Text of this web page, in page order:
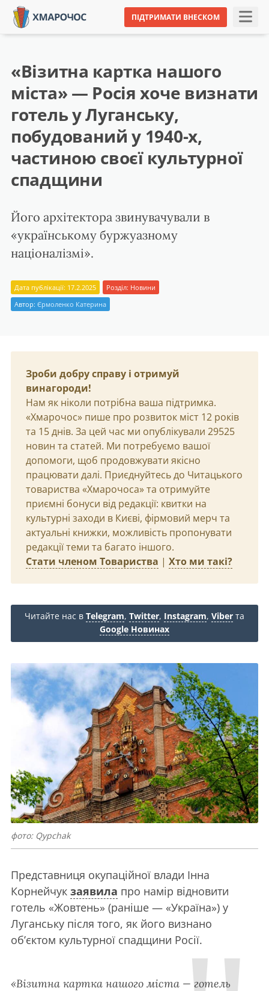
ПІДТРИМАТИ ВНЕСКОМ
«Візитна картка нашого
міста» — Росія хоче визнати
готель у Луганську,
побудований у 1940-х,
частиною своєї культурної
спадщини
Його архітектора звинувачували в
«українському буржуазному
націоналізмі».
Дата публікації: 17.2.2025 Розділ: Новини
Автор: Єрмоленко Катерина
Зроби добру справу і отримуй
винагороди!
Нам як ніколи потрібна ваша підтримка.
«Хмарочос» пише про розвиток міст 12 років
та 15 днів. За цей час ми опублікували 29525
новин та статей. Ми потребуємо вашої
допомоги, щоб продовжувати якісно
працювати далі. Приєднуйтесь до Читацького
товариства «Хмарочоса» та отримуйте
приємні бонуси від редакції: квитки на
культурні заходи в Києві, фірмовий мерч та
актуальні книжки, можливість пропонувати
редакції теми та багато іншого.
Стати членом Товариства | Хто ми такі?
Читайте нас в Telegram, Twitter, Instagram, Viber та
Google Новинах
фото: Qypchak
Представниця окупаційної влади Інна
Корнейчук заявила про намір відновити
готель «Жовтень» (раніше — «Україна») у
Луганську після того, як його визнано
об’єктом культурної спадщини Росії.
«Візитна картка нашого міста — готель